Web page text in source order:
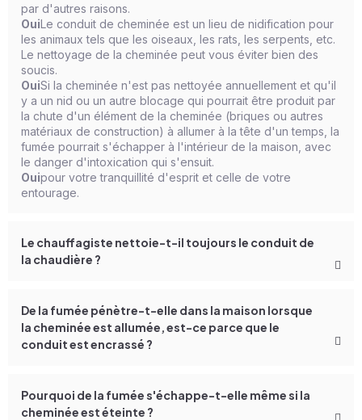
par d'autres raisons.
OuiLe conduit de cheminée est un lieu de nidification pour
les animaux tels que les oiseaux, les rats, les serpents, etc.
Le nettoyage de la cheminée peut vous éviter bien des
soucis.
OuiSi la cheminée n'est pas nettoyée annuellement et qu'il
y a un nid ou un autre blocage qui pourrait être produit par
la chute d'un élément de la cheminée (briques ou autres
matériaux de construction) à allumer à la tête d'un temps, la
fumée pourrait s'échapper à l'intérieur de la maison, avec
le danger d'intoxication qui s'ensuit.
Ouipour votre tranquillité d'esprit et celle de votre
entourage.
Le chauffagiste nettoie-t-il toujours le conduit de
la chaudière ?
De la fumée pénètre-t-elle dans la maison lorsque
la cheminée est allumée, est-ce parce que le
conduit est encrassé ?
Pourquoi de la fumée s'échappe-t-elle même si la
cheminée est éteinte ?